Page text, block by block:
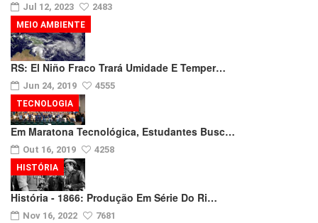
Jul 12, 2023 2483
RS: El Niño Fraco Trará Umidade E Temper…
Jun 24, 2019 4555
MEIO AMBIENTE
Em Maratona Tecnológica, Estudantes Busc…
Out 16, 2019 4258
TECNOLOGIA
História - 1866: Produção Em Série Do Ri…
Nov 16, 2022 7681
HISTÓRIA